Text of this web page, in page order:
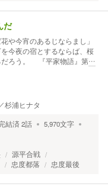
だ
や今宵のあるじならまし」
今夜の宿とするならば、桜
だろう。 『平家物語』第…
杉浦ヒナタ
結済2話 5,970文字
源平合戦
忠度都落 忠度最後